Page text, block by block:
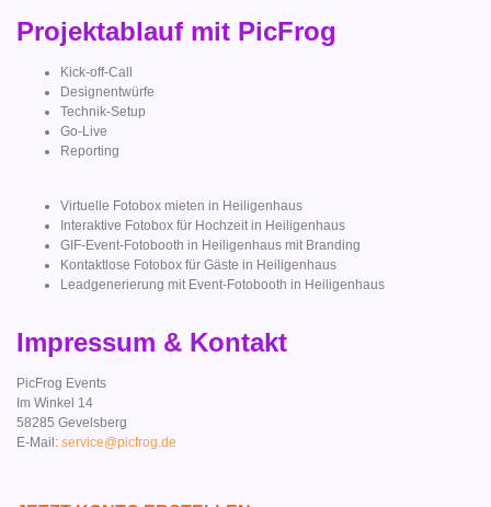
Projektablauf mit PicFrog
Kick-off-Call
Designentwürfe
Technik-Setup
Go-Live
Reporting
Virtuelle Fotobox mieten in Heiligenhaus
Interaktive Fotobox für Hochzeit in Heiligenhaus
GIF-Event-Fotobooth in Heiligenhaus mit Branding
Kontaktlose Fotobox für Gäste in Heiligenhaus
Leadgenerierung mit Event-Fotobooth in Heiligenhaus
Impressum & Kontakt
PicFrog Events
Im Winkel 14
58285 Gevelsberg
E-Mail: service@picfrog.de